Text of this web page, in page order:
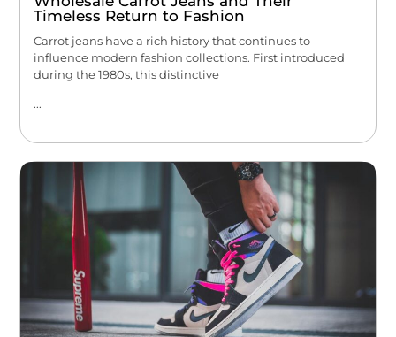
Timeless Return to Fashion
Carrot jeans have a rich history that continues to
influence modern fashion collections. First introduced
during the 1980s, this distinctive
...